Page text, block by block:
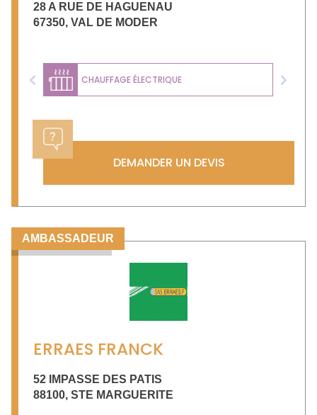
28 A RUE DE HAGUENAU
67350, VAL DE MODER
CHAUFFAGE ÉLECTRIQUE
Previous Next
DEMANDER UN DEVIS
AMBASSADEUR
ERRAES FRANCK
52 IMPASSE DES PATIS
88100, STE MARGUERITE